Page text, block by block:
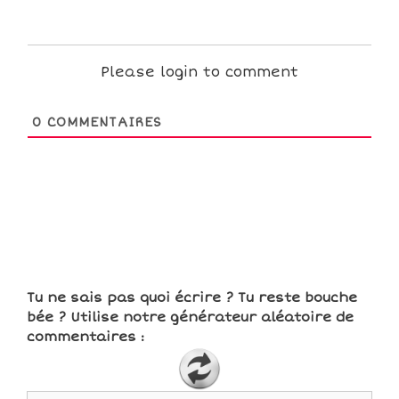
Please login to comment
0 COMMENTAIRES
Tu ne sais pas quoi écrire ? Tu reste bouche
bée ? Utilise notre générateur aléatoire de
commentaires :